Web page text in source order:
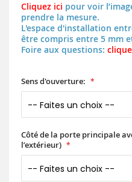
Cliquez ici pour voir
prendre la mesure.
L'espace d'installation
être compris entre 5 mm
Foire aux questions:
Sens d'ouverture:
Côté de la porte principale
l’extérieur)